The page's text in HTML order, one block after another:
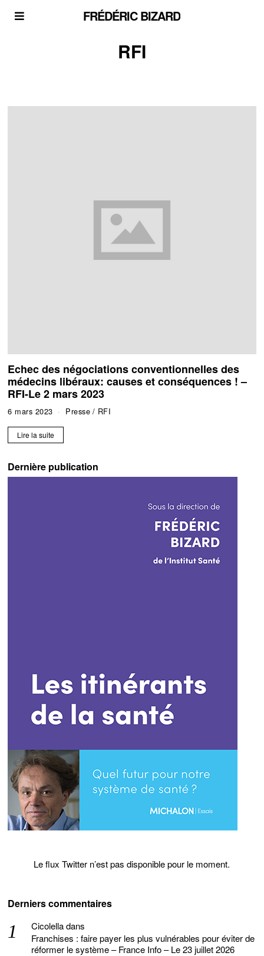
FRÉDÉRIC BIZARD
RFI
Echec des négociations conventionnelles des
médecins libéraux: causes et conséquences ! –
RFI-Le 2 mars 2023
6 mars 2023 Presse / RFI
Lire la suite
Dernière publication
Le flux Twitter n’est pas disponible pour le moment.
Derniers commentaires
Cicolelladans
Franchises : faire payer les plus vulnérables pour éviter de
réformer le système – France Info – Le 23 juillet 2026